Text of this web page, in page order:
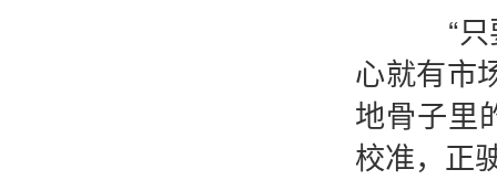
“只
心就有市
地骨子里
校准，正